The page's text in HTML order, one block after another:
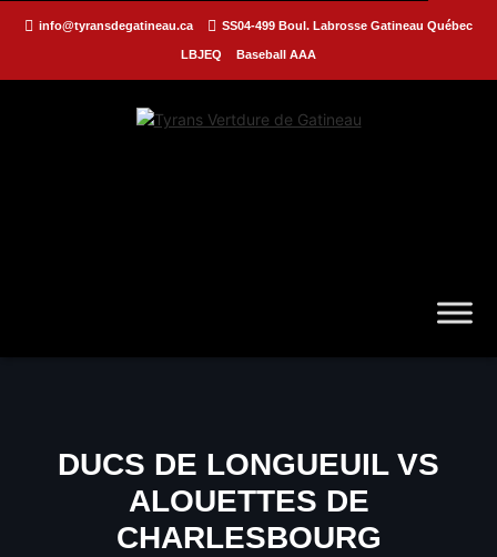
info@tyransdegatineau.ca SS04-499 Boul. Labrosse Gatineau Québec
LBJEQ Baseball AAA
DUCS DE LONGUEUIL VS
ALOUETTES DE
CHARLESBOURG